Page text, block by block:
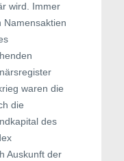
wird. Immer
Namensaktien
waren die
die
des
Auskunft der